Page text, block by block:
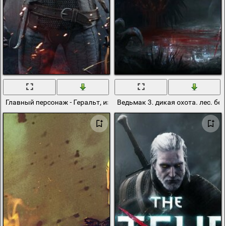
Главный персонаж - Геральт, из компьютерной игры Ведьмак 3
Ведьмак 3. дикая охота. лес.